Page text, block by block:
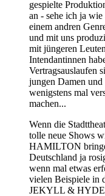
gespielte
an - sehe ich ja
einem andren
und mit uns
mit jüngeren
Intendantinnen
Vertragsauslaufen
jungen Damen und
wenigstens mal
machen...
Wenn die
tolle neue Shows
HAMILTON
Deutschland ja
wenn mal etwas
vielen Beispiele in
JEKYLL & HYDE